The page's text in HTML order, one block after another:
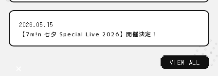
2026.05.15
【7m!n 七夕 Special Live 2026】開催決定！
VIEW ALL